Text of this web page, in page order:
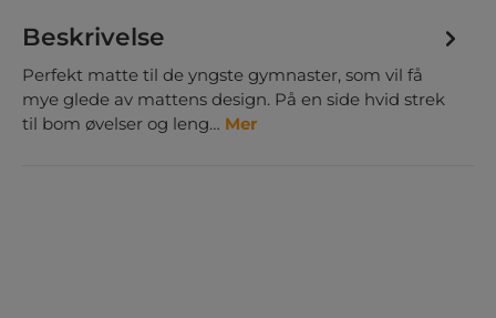
Beskrivelse
Perfekt matte til de yngste gymnaster, som vil få
mye glede av mattens design. På en side hvid strek
til bom øvelser og leng… Mer